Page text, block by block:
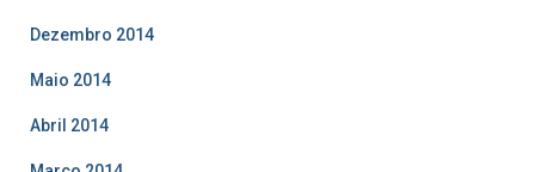
Dezembro 2014
Maio 2014
Abril 2014